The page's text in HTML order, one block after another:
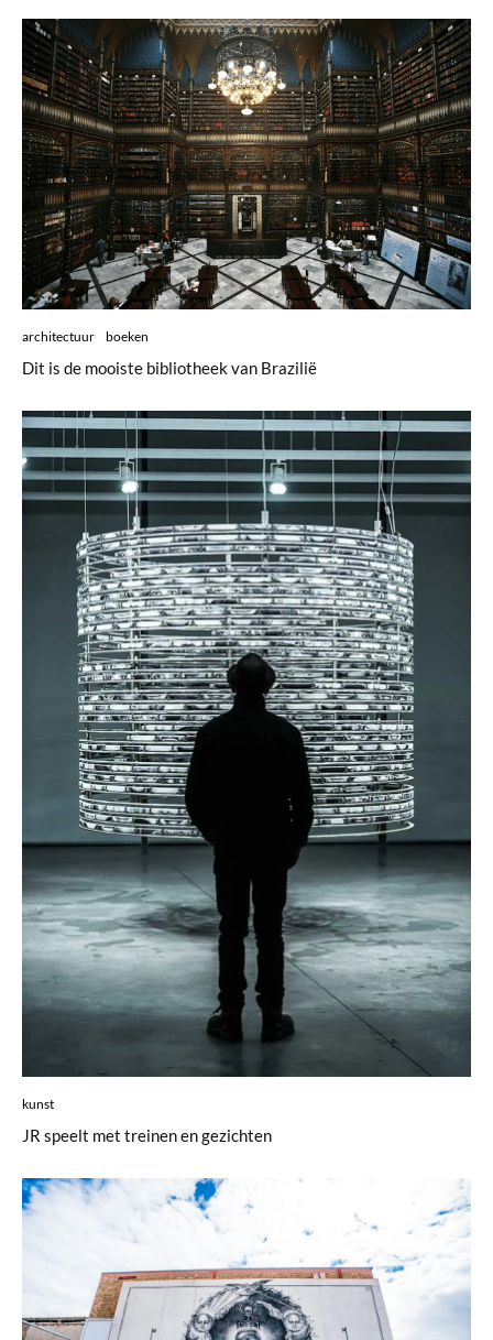
architectuur boeken
Dit is de mooiste bibliotheek van Brazilië
kunst
JR speelt met treinen en gezichten